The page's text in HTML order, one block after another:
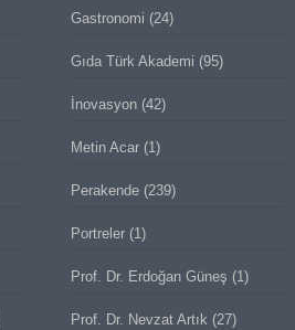
Gastronomi (24)
Gıda Türk Akademi (95)
İnovasyon (42)
Metin Acar (1)
Perakende (239)
Portreler (1)
Prof. Dr. Erdoğan Güneş (1)
Prof. Dr. Nevzat Artık (27)